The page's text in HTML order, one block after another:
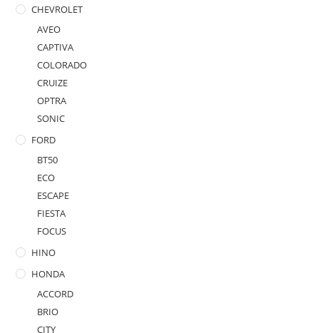
CHEVROLET
AVEO
CAPTIVA
COLORADO
CRUIZE
OPTRA
SONIC
FORD
BT50
ECO
ESCAPE
FIESTA
FOCUS
HINO
HONDA
ACCORD
BRIO
CITY